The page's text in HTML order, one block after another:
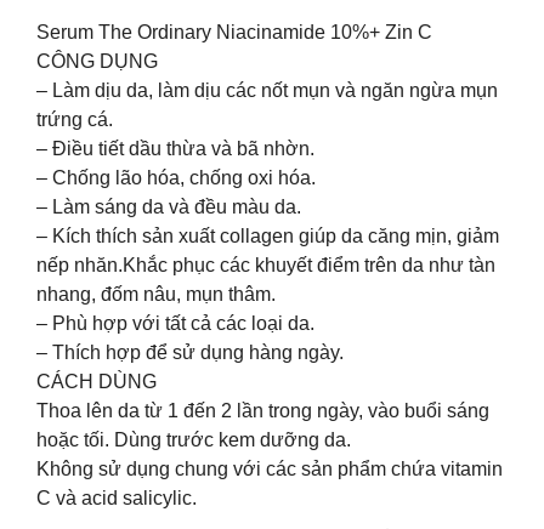
Serum The Ordinary Niacinamide 10%+ Zin C
CÔNG DỤNG
– Làm dịu da, làm dịu các nốt mụn và ngăn ngừa mụn
trứng cá.
– Điều tiết dầu thừa và bã nhờn.
– Chống lão hóa, chống oxi hóa.
– Làm sáng da và đều màu da.
– Kích thích sản xuất collagen giúp da căng mịn, giảm
nếp nhăn.Khắc phục các khuyết điểm trên da như tàn
nhang, đốm nâu, mụn thâm.
– Phù hợp với tất cả các loại da.
– Thích hợp để sử dụng hàng ngày.
CÁCH DÙNG
Thoa lên da từ 1 đến 2 lần trong ngày, vào buổi sáng
hoặc tối. Dùng trước kem dưỡng da.
Không sử dụng chung với các sản phẩm chứa vitamin
C và acid salicylic.